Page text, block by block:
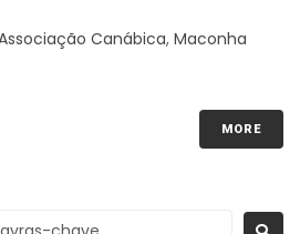
Canábica, Maconha
MORE